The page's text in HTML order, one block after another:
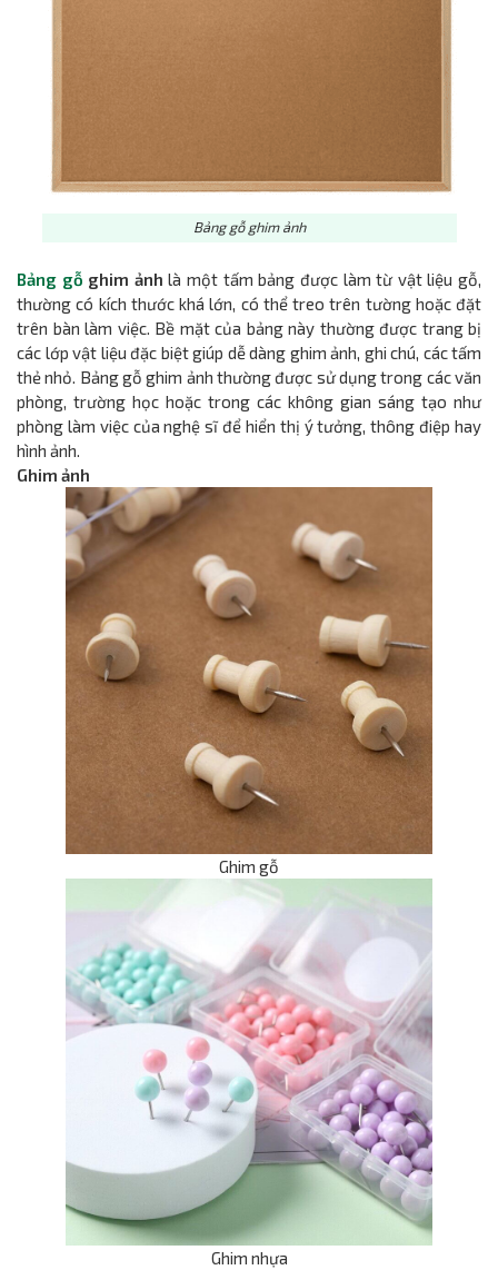
Bảng gỗ ghim ảnh
Bảng gỗ ghim ảnh là một tấm bảng được làm từ vật liệu gỗ,
thường có kích thước khá lớn, có thể treo trên tường hoặc đặt
trên bàn làm việc. Bề mặt của bảng này thường được trang bị
các lớp vật liệu đặc biệt giúp dễ dàng ghim ảnh, ghi chú, các tấm
thẻ nhỏ. Bảng gỗ ghim ảnh thường được sử dụng trong các văn
phòng, trường học hoặc trong các không gian sáng tạo như
phòng làm việc của nghệ sĩ để hiển thị ý tưởng, thông điệp hay
hình ảnh.
Ghim ảnh
Ghim gỗ
Ghim nhựa